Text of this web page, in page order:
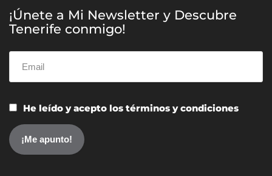
¡Únete a Mi Newsletter y Descubre
Tenerife conmigo!
He leído y acepto los términos y condiciones